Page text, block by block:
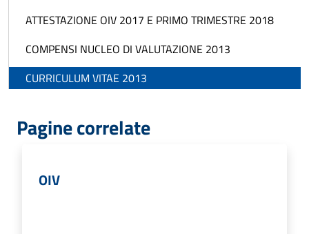
ATTESTAZIONE OIV 2017 E PRIMO TRIMESTRE 2018
COMPENSI NUCLEO DI VALUTAZIONE 2013
CURRICULUM VITAE 2013
Pagine correlate
OIV